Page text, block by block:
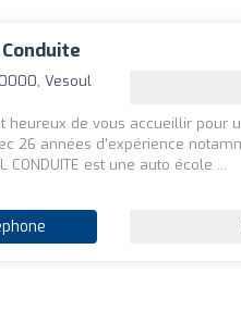
Vesoul
heureux de vous accueillir pour
26 années d'expérience
CONDUITE est une auto école ...